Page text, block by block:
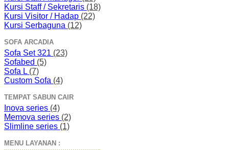
Kursi Staff / Sekretaris (18)
Kursi Visitor / Hadap (22)
Kursi Serbaguna (12)
SOFA ARCADIA
Sofa Set 321 (23)
Sofabed (5)
Sofa L (7)
Custom Sofa (4)
TEMPAT SABUN CAIR
Inova series (4)
Memova series (2)
Slimline series (1)
MENU LAYANAN :